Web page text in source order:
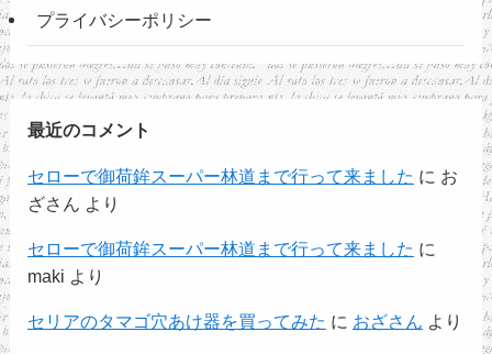
プライバシーポリシー
最近のコメント
セローで御荷鉾スーパー林道まで行って来ました に お
ざさん より
セローで御荷鉾スーパー林道まで行って来ました に
maki より
セリアのタマゴ穴あけ器を買ってみた に おざさん より